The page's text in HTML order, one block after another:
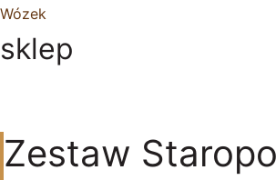
Wózek
sklep
Zestaw